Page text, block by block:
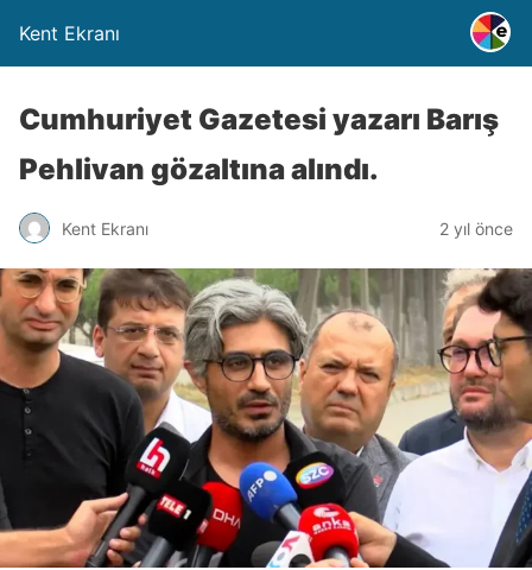
Kent Ekranı
Cumhuriyet Gazetesi yazarı Barış
Pehlivan gözaltına alındı.
Kent Ekranı 2 yıl önce